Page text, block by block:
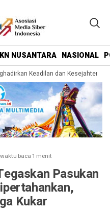
NUSANTARA NASIONAL
Keadilan dan Kesejahteraan
waktu baca 1 menit
Pasukan
Kukar